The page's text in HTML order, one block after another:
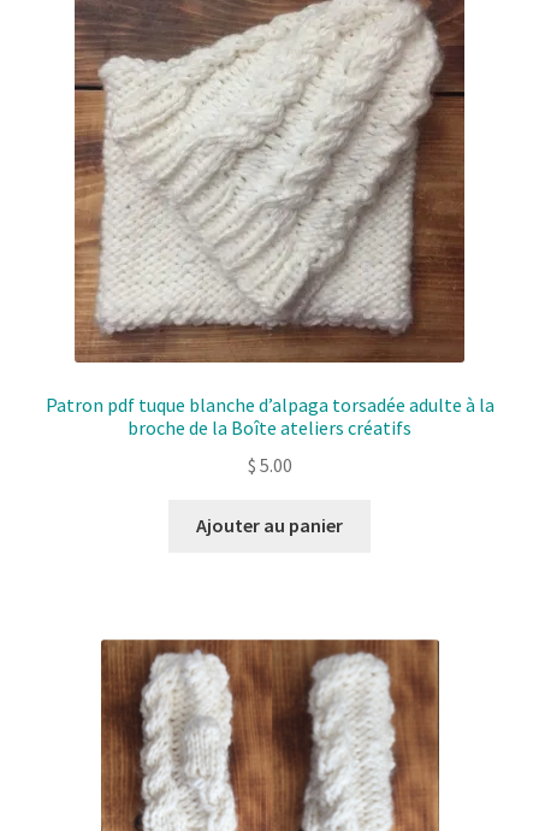
Patron pdf tuque blanche d’alpaga torsadée adulte à la
broche de la Boîte ateliers créatifs
$ 5.00
Ajouter au panier